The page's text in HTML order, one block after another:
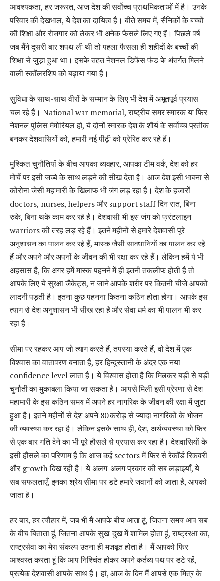
आवश्यकता, हर जरूरत, आज देश की सर्वोच्च प्राथमिकताओं में है। उनके
परिवार की देखभाल, ये देश का दायित्व है। बीते समय में, सैनिकों के बच्चों
की शिक्षा और रोजगार को लेकर भी अनेक फैसले लिए गए हैं। पिछले वर्ष
जब मैंने दूसरी बार शपथ ली थी तो पहला फैसला ही शहीदों के बच्चों की
शिक्षा से जुड़ा हुआ था। इसके तहत नेशनल डिफेंस फंड के अंतर्गत मिलने
वाली स्कॉलरशिप को बढ़ाया गया है।
सुविधा के साथ-साथ वीरों के सम्मान के लिए भी देश में अभूतपूर्व प्रयास
चल रहे हैं। National war memorial, राष्ट्रीय समर स्मारक या फिर
नेशनल पुलिस मेमोरियल हो, ये दोनों स्मारक देश के शौर्य के सर्वोच्च प्रतीक
बनकर देशवासियों को, हमारी नई पीढ़ी को प्रेरित कर रहे हैं।
मुश्किल चुनौतियों के बीच आपका व्यवहार, आपका टीम वर्क, देश को हर
मोर्चे पर इसी जज्बे के साथ लड़ने की सीख देता है। आज देश इसी भावना से
कोरोना जेसी महामारी के खिलाफ भी जंग लड़ रहा है। देश के हजारों
doctors, nurses, helpers और support staff दिन रात, बिना
रुके, बिना थके काम कर रहे हैं। देशवासी भी इस जंग को फ्रंटलाइन
warriors की तरह लड़ रहे हैं। इतने महीनों से हमारे देशवासी पूरे
अनुशासन का पालन कर रहे हैं, मास्क जैसी सावधानियों का पालन कर रहे
हैं और अपने और अपनों के जीवन की भी रक्षा कर रहे हैं। लेकिन हमें ये भी
अहसास है, कि अगर हमें मास्क पहनने में ही इतनी तकलीफ होती है तो
आपके लिए ये सुरक्षा जैकेट्स, न जाने आपके शरीर पर कितनी चीजे आपको
लादनी पड़ती है। इतना कुछ पहनना कितना कठिन होता होगा। आपके इस
त्याग से देश अनुशासन भी सीख रहा है और सेवा धर्म का भी पालन भी कर
रहा है।
सीमा पर रहकर आप जो त्याग करते हैं, तपस्या करते हैं, वो देश में एक
विश्वास का वातावरण बनाता है, हर हिन्‍दुस्‍तानी के अंदर एक नया
confidence level लाता है। ये विश्वास होता है कि मिलकर बड़ी से बड़ी
चुनौती का मुकाबला किया जा सकता है। आपसे मिली इसी प्रेरणा से देश
महामारी के इस कठिन समय में अपने हर नागरिक के जीवन की रक्षा में जुटा
हुआ है। इतने महीनों से देश अपने 80 करोड़ से ज्‍यादा नागरिकों के भोजन
की व्यवस्था कर रहा है। लेकिन इसके साथ ही, देश, अर्थव्यवस्था को फिर
से एक बार गति देने का भी पूरे हौसले से प्रयास कर रहा है। देशवासियों के
इसी हौसले का परिणाम है कि आज कई sectors में फिर से रेकॉर्ड रिकवरी
और growth दिख रही है। ये अलग-अलग प्रकार की सब लड़ाइयाँ, ये
सब सफलताएँ, इनका श्रेय सीमा पर डटे हमारे जवानों को जाता है, आपको
जाता है।
हर बार, हर त्यौहार में, जब भी मैं आपके बीच आता हूं, जितना समय आप सब
के बीच बिताता हूं, जितना आपके सुख-दुख में शामिल होता हूं, राष्ट्ररक्षा का,
राष्ट्रसेवा का मेरा संकल्प उतना ही मज़बूत होता है। मैं आपको फिर
आश्वस्त करता हूं कि आप निश्चिंत होकर अपने कर्तव्य पथ पर डटे रहें,
प्रत्येक देशवासी आपके साथ है। हां, आज के दिन मैं आपसे एक मित्र के